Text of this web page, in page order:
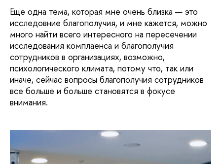
Еще одна тема, которая мне очень близка — это
исследовние благополучия, и мне кажется, можно
много найти всего интересного на пересечении
исследования комплаенса и благополучия
сотрудников в организациях, возможно,
психологического климата, потому что, так или
иначе, сейчас вопросы благополучия сотрудников
все больше и больше становятся в фокусе
внимания.